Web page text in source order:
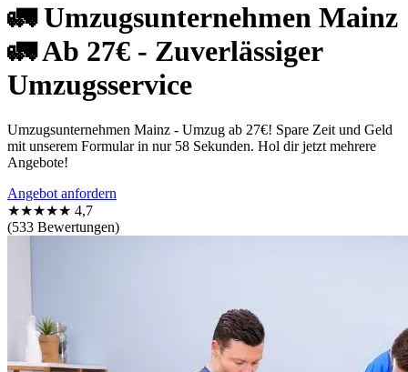
🚛 Umzugsunternehmen Mainz
🚛 Ab 27€ - Zuverlässiger
Umzugsservice
Umzugsunternehmen Mainz - Umzug ab 27€! Spare Zeit und Geld
mit unserem Formular in nur 58 Sekunden. Hol dir jetzt mehrere
Angebote!
Angebot anfordern
★★★★★ 4,7
(533 Bewertungen)